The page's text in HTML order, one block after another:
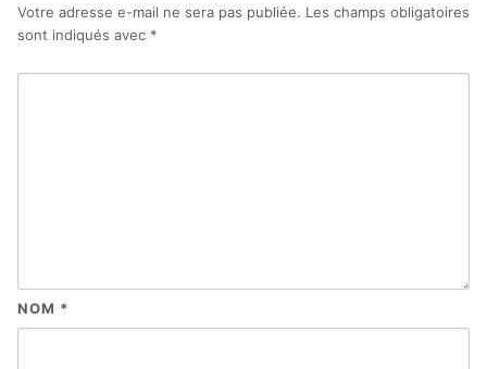
Votre adresse e-mail ne sera pas publiée. Les champs obligatoires
sont indiqués avec *
NOM *